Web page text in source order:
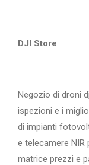
DJI Store
Negozio di droni
ispezioni e i
di impianti
e telecamere NIR
matrice prezzi e